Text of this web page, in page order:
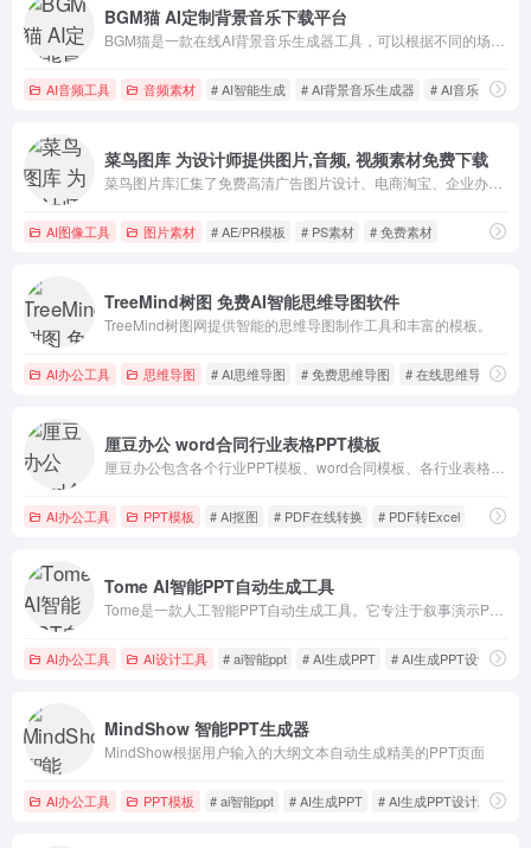
BGM猫 AI定制背景音乐下载平台
AI音频工具 音频素材 # AI智能生成 # AI背景音乐生成器 # AI音乐制作
菜鸟图库 为设计师提供图片,音频, 视频素材免费下载
AI图像工具 图片素材 # AE/PR模板 # PS素材 # 免费素材
TreeMind树图 免费AI智能思维导图软件
TreeMind树图网提供智能的思维导图制作工具和丰富的模板。
AI办公工具 思维导图 # AI思维导图 # 免费思维导图 # 在线思维导图
厘豆办公 word合同行业表格PPT模板
AI办公工具 PPT模板 # AI抠图 # PDF在线转换 # PDF转Excel
Tome AI智能PPT自动生成工具
AI办公工具 AI设计工具 # ai智能ppt # AI生成PPT # AI生成PPT设计工具
MindShow 智能PPT生成器
MindShow根据用户输入的大纲文本自动生成精美的PPT页面
AI办公工具 PPT模板 # ai智能ppt # AI生成PPT # AI生成PPT设计工具